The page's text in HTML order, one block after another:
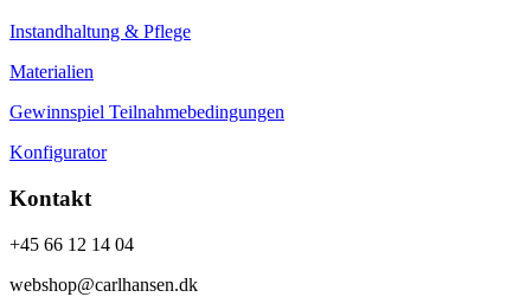
Instandhaltung & Pflege
Materialien
Gewinnspiel Teilnahmebedingungen
Konfigurator
Kontakt
+45 66 12 14 04
webshop@carlhansen.dk